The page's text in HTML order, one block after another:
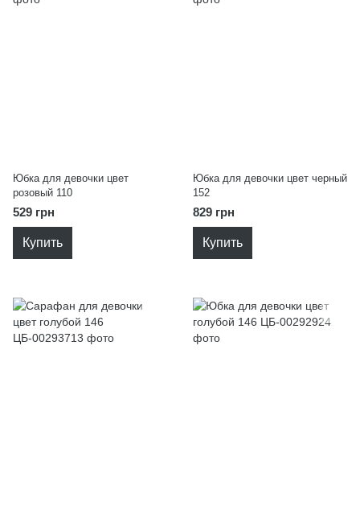
Юбка для девочки цвет
розовый 110
529 грн
Купить
Юбка для девочки цвет черный
152
829 грн
Купить